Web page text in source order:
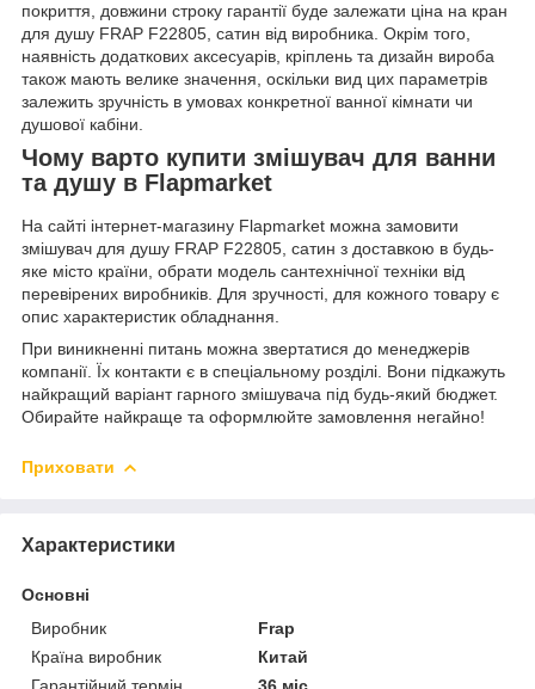
покриття, довжини строку гарантії буде залежати ціна на кран
для душу FRAP F22805, сатин від виробника. Окрім того,
наявність додаткових аксесуарів, кріплень та дизайн вироба
також мають велике значення, оскільки вид цих параметрів
залежить зручність в умовах конкретної ванної кімнати чи
душової кабіни.
Чому варто купити змішувач для ванни
та душу в Flapmarket
На сайті інтернет-магазину Flapmarket можна замовити
змішувач для душу FRAP F22805, сатин з доставкою в будь-
яке місто країни, обрати модель сантехнічної техніки від
перевірених виробників. Для зручності, для кожного товару є
опис характеристик обладнання.
При виникненні питань можна звертатися до менеджерів
компанії. Їх контакти є в спеціальному розділі. Вони підкажуть
найкращий варіант гарного змішувача під будь-який бюджет.
Обирайте найкраще та оформлюйте замовлення негайно!
Приховати
Характеристики
Основні
Виробник
Frap
Країна виробник
Китай
Гарантійний термін
36 міс